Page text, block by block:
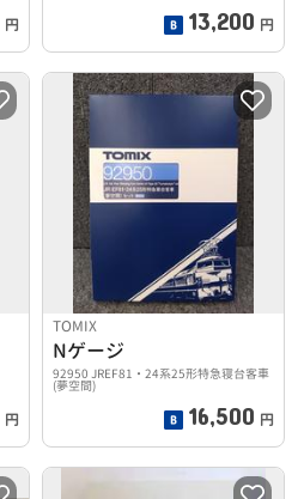
円 13,200 円
円
TOMIX
Nゲージ
92950 JREF81・24系25形特急寝台客車
(夢空間)
16,500 円